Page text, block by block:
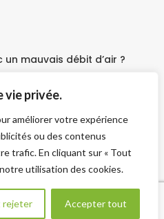
vie privée.
améliorer votre expérience
ou des contenus
trafic. En cliquant sur « Tout
utilisation des cookies.
rejeter Accepter tout
mauvais débit d’air ?
vraiment silencieux ?
chaque cuisine ?
Besoin d aide ?